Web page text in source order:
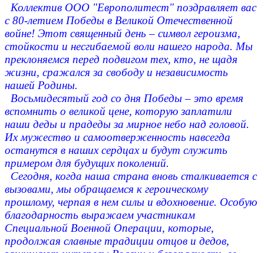
Коллектив ООО "Европолитест" поздравляет вас
с 80-летием Победы в Великой Отечественной
войне! Этот священный день – символ героизма,
стойкости и несгибаемой воли нашего народа. Мы
преклоняемся перед подвигом тех, кто, не щадя
жизни, сражался за свободу и независимость
нашей Родины.
Восьмидесятый год со дня Победы – это время
вспомнить о великой цене, которую заплатили
наши деды и прадеды за мирное небо над головой.
Их мужество и самоотверженность навсегда
останутся в наших сердцах и будут служить
примером для будущих поколений.
Сегодня, когда наша страна вновь сталкивается с
вызовами, мы обращаемся к героическому
прошлому, черпая в нем силы и вдохновение. Особую
благодарность выражаем участникам
Специальной Военной Операции, которые,
продолжая славные традиции отцов и дедов,